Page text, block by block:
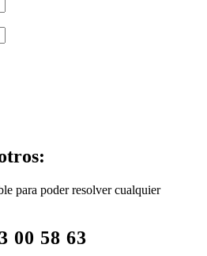
para poder resolver cualquier
00 58 63